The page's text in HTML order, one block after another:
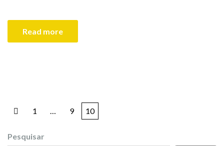
Read more
1 … 9 10
Pesquisar